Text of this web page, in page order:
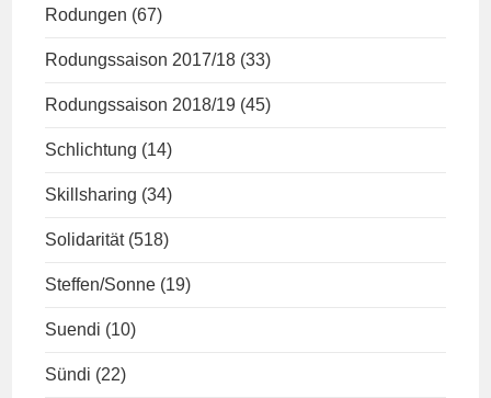
Rodungen (67)
Rodungssaison 2017/18 (33)
Rodungssaison 2018/19 (45)
Schlichtung (14)
Skillsharing (34)
Solidarität (518)
Steffen/Sonne (19)
Suendi (10)
Sündi (22)